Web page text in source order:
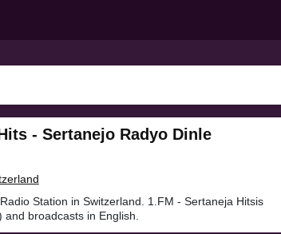
- Sertanejo Radyo Dinle
Station in Switzerland. 1.FM - Sertaneja Hitsis
broadcasts in English.